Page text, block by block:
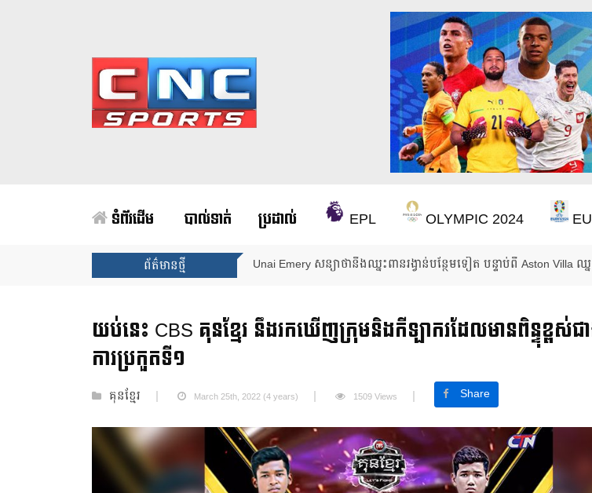
ទំព័រដើម បាល់ទាត់ ប្រដាល់ EPL OLYMPIC 2024
ព័ត៌មានថ្មី Unai Emery សន្យាថានឹងឈ្នះពានរង្វាន់បន្ថែមទៀត បន្ទាប់ពី Aston Villa ឈ្ន
យប់នេះ CBS គុនខ្មែរ នឹងរកឃើញក្រុមនិងកីឡាករដែលមានពិន្ទុខ្ពស់ជា
ការប្រកួតទី១
គុនខ្មែរ March 25th, 2022 (4 years) 1509 Views Share